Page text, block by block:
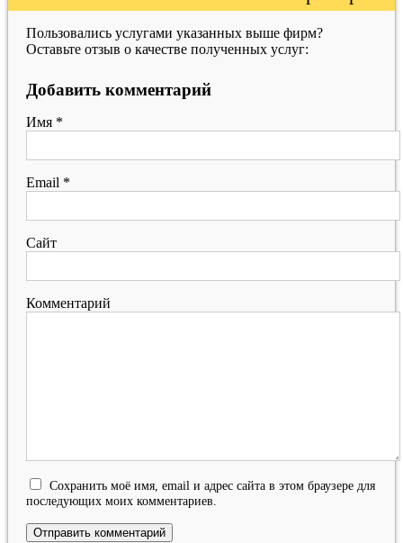
Пользовались услугами указанных выше фирм?
Оставьте отзыв о качестве полученных услуг:
Добавить комментарий
Имя *
Email *
Сайт
Комментарий
Сохранить моё имя, email и адрес сайта в этом браузере для
последующих моих комментариев.